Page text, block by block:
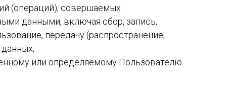
(операций), совершаемых
данными, включая сбор, запись,
передачу (распространение,
или определяемому Пользователю